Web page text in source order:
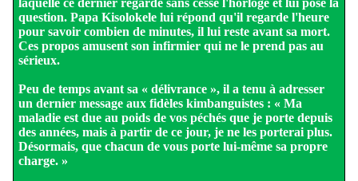
question. Papa Kisolokele lui répond qu'il regarde l'heure
pour savoir combien de minutes, il lui reste avant sa mort.
Ces propos amusent son infirmier qui ne le prend pas au
sérieux.
Peu de temps avant sa « délivrance », il a tenu à adresser
un dernier message aux fidèles kimbanguistes : « Ma
maladie est due au poids de vos péchés que je porte depuis
des années, mais à partir de ce jour, je ne les porterai plus.
Désormais, que chacun de vous porte lui-même sa propre
charge. »